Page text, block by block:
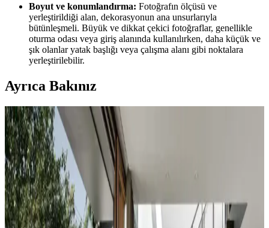
Boyut ve konumlandırma: Fotoğrafın ölçüsü ve
yerleştirildiği alan, dekorasyonun ana unsurlarıyla
bütünleşmeli. Büyük ve dikkat çekici fotoğraflar, genellikle
oturma odası veya giriş alanında kullanılırken, daha küçük ve
şık olanlar yatak başlığı veya çalışma alanı gibi noktalara
yerleştirilebilir.
Ayrıca Bakınız
Koltuk ve Aksesuar Sandalyelerde Renk Uyumu ve
Dekorasyonda Görsel Denge Sağlama Yöntemleri
Koltuk ve aksesuar sandalyelerde renk uyumsuzluğu görsel rekabete
yol açabilir. Halı, perde, yastık ve mobilya yerleşimi ile renkler
dengelenerek mekanın estetik bütünlüğü sağlanır.
Duvar Rengiyle Uyumlu Perde Seçimi: Yeşil,
Turuncu ve Kahverenginin Mekâna Etkisi